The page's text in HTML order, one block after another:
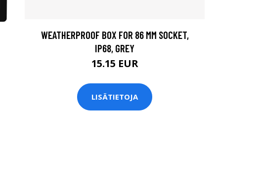
WEATHERPROOF BOX FOR 86 MM SOCKET,
IP68, GREY
15.15 EUR
LISÄTIETOJA